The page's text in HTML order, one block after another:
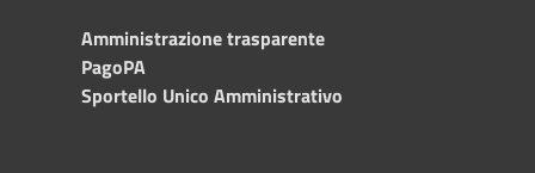
Amministrazione trasparente
PagoPA
Sportello Unico Amministrativo